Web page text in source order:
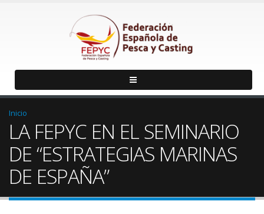
Inicio
LA FEPYC EN EL SEMINARIO
DE “ESTRATEGIAS MARINAS
DE ESPAÑA”